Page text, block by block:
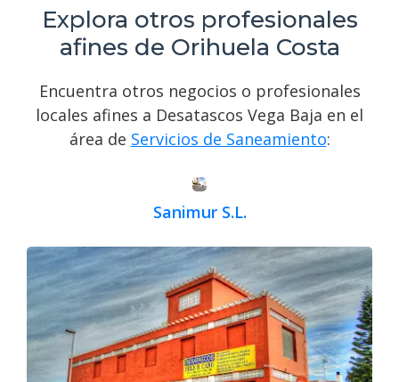
Explora otros profesionales
afines de Orihuela Costa
Encuentra otros negocios o profesionales
locales afines a Desatascos Vega Baja en el
área de Servicios de Saneamiento:
Sanimur S.L.